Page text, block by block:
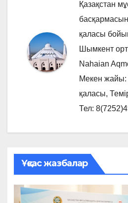
Қазақстан
қаласы
Шымкент
Nahaian
Мекен
қаласы,
Тел:
Ұқсас жазбалар